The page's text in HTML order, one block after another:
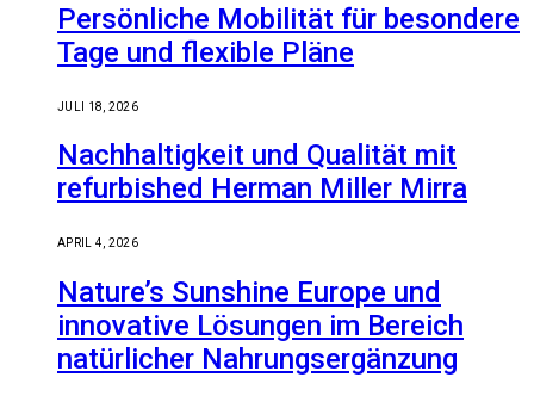
Persönliche Mobilität für besondere
Tage und flexible Pläne
JULI 18, 2026
Nachhaltigkeit und Qualität mit
refurbished Herman Miller Mirra
APRIL 4, 2026
Nature’s Sunshine Europe und
innovative Lösungen im Bereich
natürlicher Nahrungsergänzung